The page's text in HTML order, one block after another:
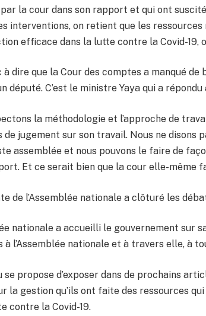
la cour dans son rapport et qui ont
interventions, on retient que les
efficace dans la lutte contre la Covid-19,
à dire que la Cour des comptes a manqué
député. C’est le ministre Yaya qui a
la méthodologie et l’approche de
de jugement sur son travail. Nous ne disons
assemblée et nous pouvons le faire de
Et ce serait bien que la cour elle-même
de l’Assemblée nationale a clôturé les
nationale a accueilli le gouvernement sur
à l’Assemblée nationale et à travers elle, à
se propose d’exposer dans de prochains
la gestion qu’ils ont faite des ressources
contre la Covid-19.